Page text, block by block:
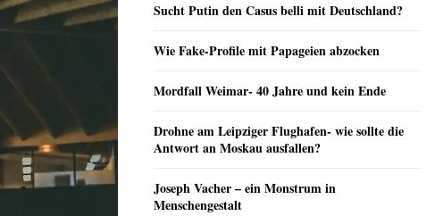
Sucht Putin den Casus belli mit Deutschland?
Wie Fake-Profile mit Papageien abzocken
Mordfall Weimar- 40 Jahre und kein Ende
Drohne am Leipziger Flughafen- wie sollte die
Antwort an Moskau ausfallen?
Joseph Vacher – ein Monstrum in
Menschengestalt